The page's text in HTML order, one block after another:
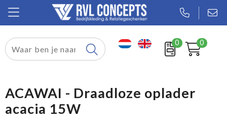
0 0
Relatiegeschenken
Tassen
ACAWAI - Draadloze oplader
acacia 15W